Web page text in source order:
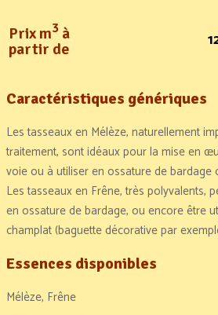
Prix m3 à
partir de
Caractéristiques génériques
Les tasseaux en Mélèze, naturellement
traitement, sont idéaux pour la mise en
voie ou à utiliser en ossature de bardage
Les tasseaux en Frêne, très polyvalents,
en ossature de bardage, ou encore être
champlat (baguette décorative par
Essences disponibles
Mélèze, Frêne